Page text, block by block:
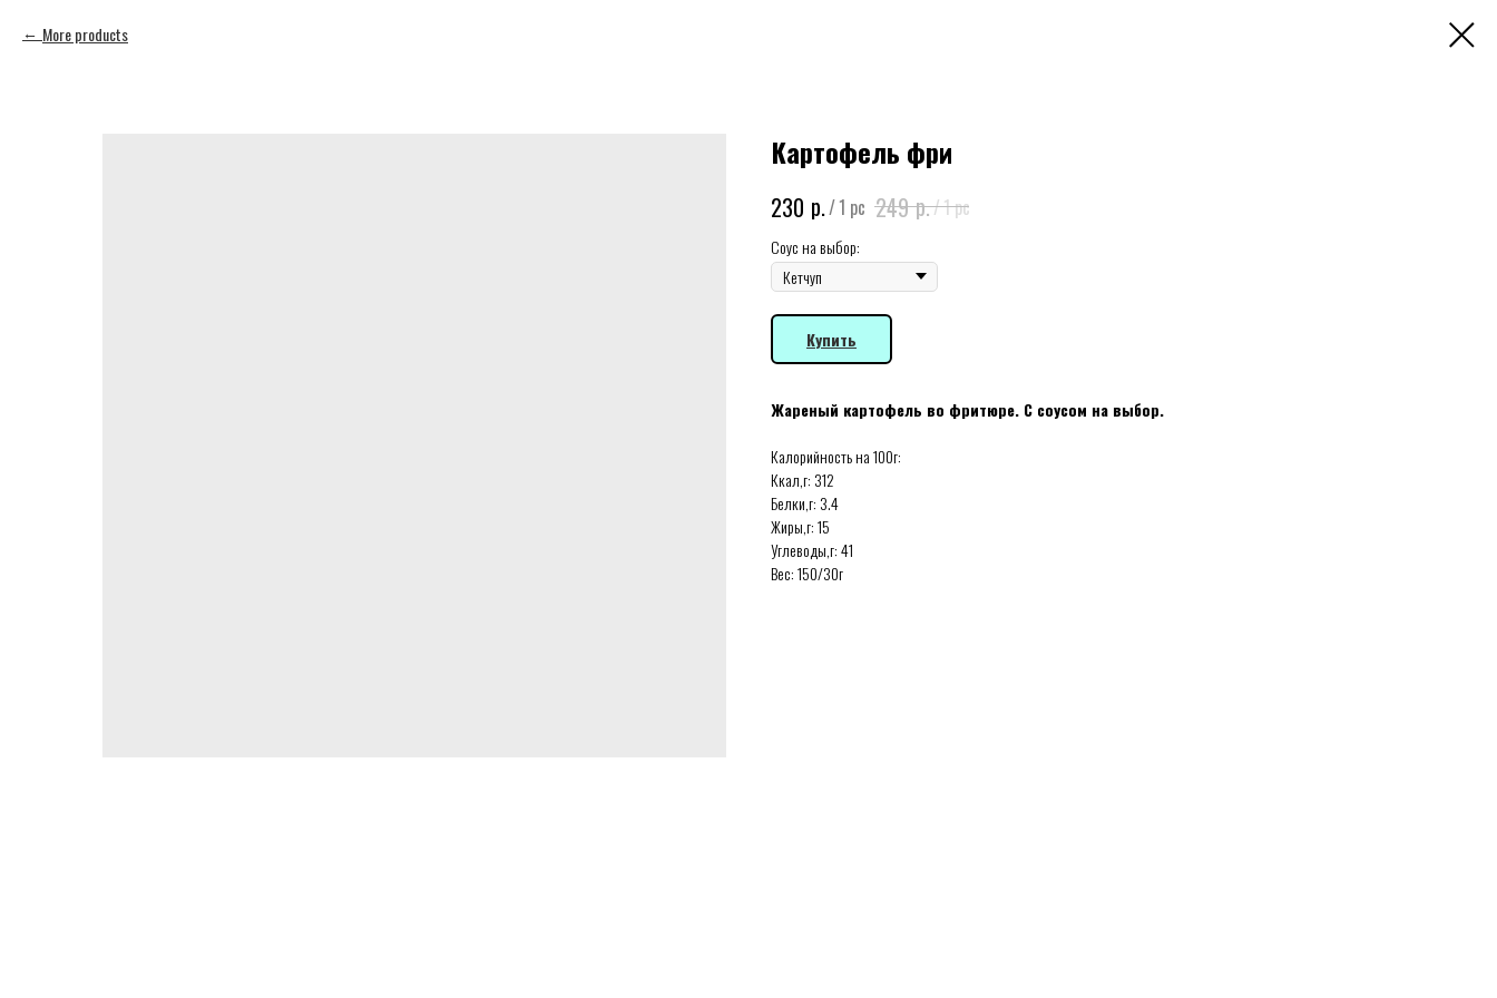
More products
Картофель фри
230 р./1 pc 249 р./1 pc
Соус на выбор:
Купить
Жареный картофель во фритюре. С соусом на выбор.
Калорийность на 100г:
Ккал,г: 312
Белки,г: 3.4
Жиры,г: 15
Углеводы,г: 41
Вес: 150/30г